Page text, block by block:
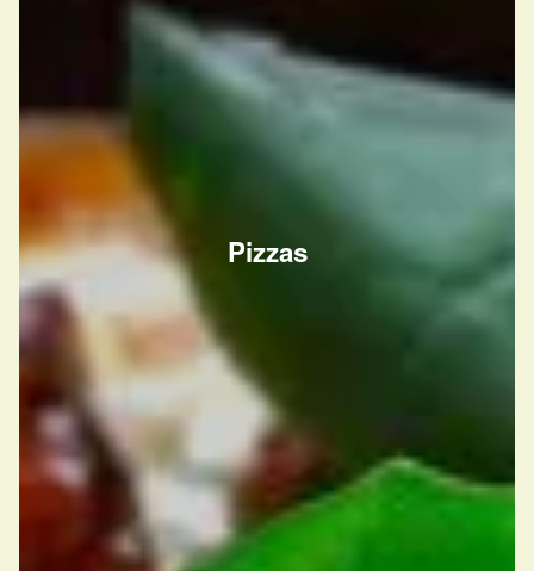
Pizzas